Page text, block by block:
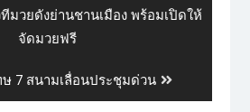
มวยดังย่านชานเมือง พร้อมเปิดให้
จัดมวยฟรี
7 สนามเลื่อนประชุมด่วน